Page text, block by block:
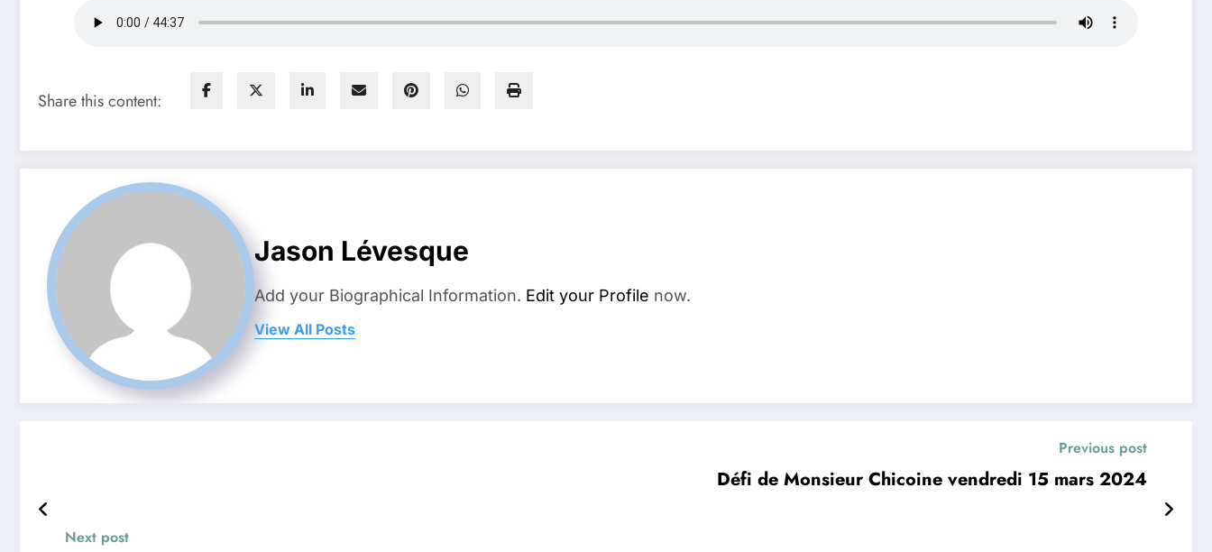
Share this content:
Jason Lévesque
Add your Biographical Information. Edit your Profile now.
View All Posts
Previous post
Défi de Monsieur Chicoine vendredi 15 mars 2024
Next post